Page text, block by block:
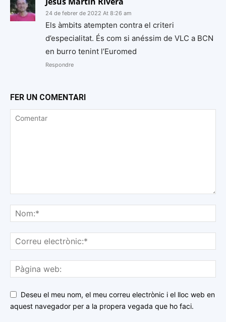
24 de febrer de 2022 At 8:26 am
Els àmbits atempten contra el criteri
d’especialitat. És com si anéssim de VLC a BCN
en burro tenint l’Euromed
Respondre
FER UN COMENTARI
Deseu el meu nom, el meu correu electrònic i el lloc web en
aquest navegador per a la propera vegada que ho faci.